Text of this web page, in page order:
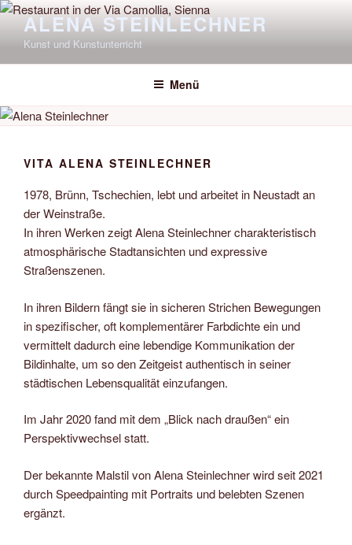
Zum
Inhalt
springen
ALENA STEINLECHNER
Kunst und Kunstunterricht
Menü
VITA ALENA STEINLECHNER
1978, Brünn, Tschechien, lebt und arbeitet in Neustadt an
der Weinstraße.
In ihren Werken zeigt Alena Steinlechner charakteristisch
atmosphärische Stadtansichten und expressive
Straßenszenen.
In ihren Bildern fängt sie in sicheren Strichen Bewegungen
in spezifischer, oft komplementärer Farbdichte ein und
vermittelt dadurch eine lebendige Kommunikation der
Bildinhalte, um so den Zeitgeist authentisch in seiner
städtischen Lebensqualität einzufangen.
Im Jahr 2020 fand mit dem „Blick nach draußen“ ein
Perspektivwechsel statt.
Der bekannte Malstil von Alena Steinlechner wird seit 2021
durch Speedpainting mit Portraits und belebten Szenen
ergänzt.